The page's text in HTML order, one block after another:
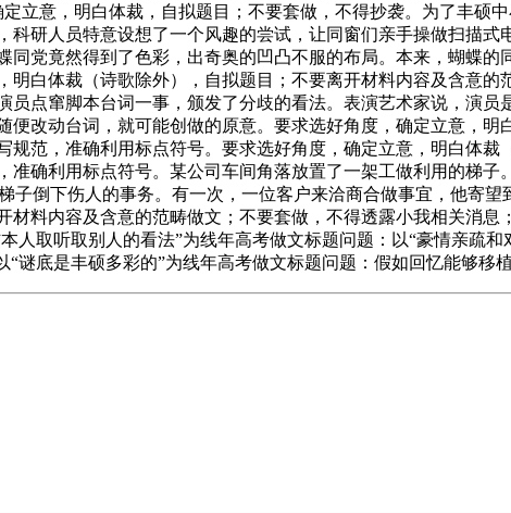
立意，明白体裁，自拟题目；不要套做，不得抄袭。为了丰硕
研人员特意设想了一个风趣的尝试，让同窗们亲手操做扫描
党竟然得到了色彩，出奇奥的凹凸不服的布局。本来，蝴蝶
白体裁（诗歌除外），自拟题目；不要离开材料内容及含意的
点窜脚本台词一事，颁发了分歧的看法。表演艺术家说，演员
改动台词，就可能创做的原意。要求选好角度，确定立意，
范，准确利用标点符号。要求选好角度，确定立意，明白体
确利用标点符号。某公司车间角落放置了一架工做利用的梯
子倒下伤人的事务。有一次，一位客户来洽商合做事宜，他寄
料内容及含意的范畴做文；不要套做，不得透露小我相关消息
人取听取别人的看法”为线年高考做文标题问题：以“豪情亲疏
谜底是丰硕多彩的”为线年高考做文标题问题：假如回忆能够移植